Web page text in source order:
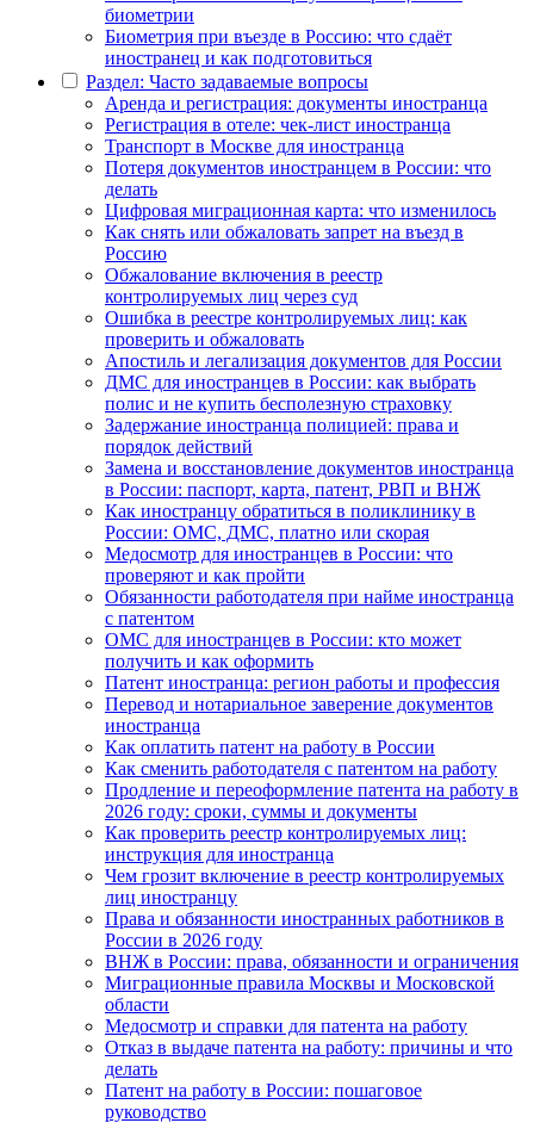
биометрии
Биометрия при въезде в Россию: что сдаёт
иностранец и как подготовиться
Раздел: Часто задаваемые вопросы
Аренда и регистрация: документы иностранца
Регистрация в отеле: чек-лист иностранца
Транспорт в Москве для иностранца
Потеря документов иностранцем в России: что
делать
Цифровая миграционная карта: что изменилось
Как снять или обжаловать запрет на въезд в
Россию
Обжалование включения в реестр
контролируемых лиц через суд
Ошибка в реестре контролируемых лиц: как
проверить и обжаловать
Апостиль и легализация документов для России
ДМС для иностранцев в России: как выбрать
полис и не купить бесполезную страховку
Задержание иностранца полицией: права и
порядок действий
Замена и восстановление документов иностранца
в России: паспорт, карта, патент, РВП и ВНЖ
Как иностранцу обратиться в поликлинику в
России: ОМС, ДМС, платно или скорая
Медосмотр для иностранцев в России: что
проверяют и как пройти
Обязанности работодателя при найме иностранца
с патентом
ОМС для иностранцев в России: кто может
получить и как оформить
Патент иностранца: регион работы и профессия
Перевод и нотариальное заверение документов
иностранца
Как оплатить патент на работу в России
Как сменить работодателя с патентом на работу
Продление и переоформление патента на работу в
2026 году: сроки, суммы и документы
Как проверить реестр контролируемых лиц:
инструкция для иностранца
Чем грозит включение в реестр контролируемых
лиц иностранцу
Права и обязанности иностранных работников в
России в 2026 году
ВНЖ в России: права, обязанности и ограничения
Миграционные правила Москвы и Московской
области
Медосмотр и справки для патента на работу
Отказ в выдаче патента на работу: причины и что
делать
Патент на работу в России: пошаговое
руководство